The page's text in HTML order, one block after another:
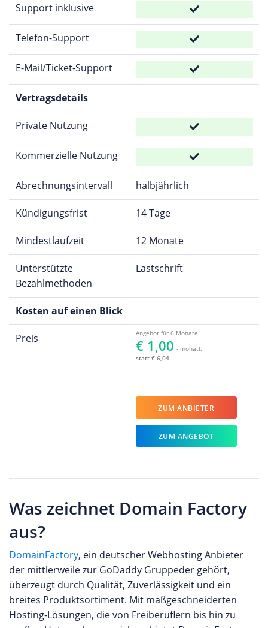
Support inklusive
Telefon-Support
E-Mail/Ticket-Support
Vertragsdetails
Private Nutzung
Kommerzielle Nutzung
Abrechnungsintervall halbjährlich
Kündigungsfrist 14 Tage
Mindestlaufzeit 12 Monate
Unterstützte
Bezahlmethoden
Lastschrift
Kosten auf einen Blick
Preis Angebot für 6 Monate
€ 1,00 - monatl.
statt € 6,04
ZUM ANBIETER
ZUM ANGEBOT
Was zeichnet Domain Factory
aus?
DomainFactory, ein deutscher Webhosting Anbieter
der mittlerweile zur GoDaddy Gruppeder gehört,
überzeugt durch Qualität, Zuverlässigkeit und ein
breites Produktsortiment. Mit maßgeschneiderten
Hosting-Lösungen, die von Freiberuflern bis hin zu